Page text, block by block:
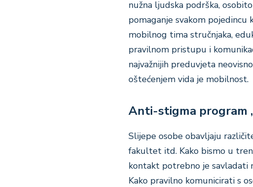
nužna ljudska podrška,
pomaganje svakom
mobilnog tima stručnjaka,
pravilnom pristupu i
najvažnijih preduvjeta
oštećenjem vida je mobilnost.
Anti-stigma program
Slijepe osobe obavljaju
fakultet itd. Kako bismo u
kontakt potrebno je savladati
Kako pravilno komunicirati s